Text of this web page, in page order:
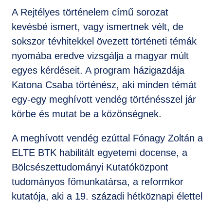
A Rejtélyes történelem című sorozat
kevésbé ismert, vagy ismertnek vélt, de
sokszor tévhitekkel övezett történeti témák
nyomába eredve vizsgálja a magyar múlt
egyes kérdéseit. A program házigazdája
Katona Csaba történész, aki minden témát
egy-egy meghívott vendég történésszel jár
körbe és mutat be a közönségnek.
A meghívott vendég ezúttal Fónagy Zoltán a
ELTE BTK habilitált egyetemi docense, a
Bölcsészettudományi Kutatóközpont
tudományos főmunkatársa, a reformkor
kutatója, aki a 19. századi hétköznapi élettel